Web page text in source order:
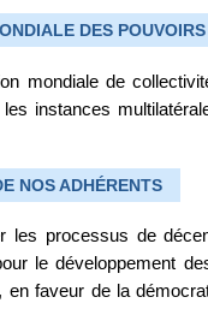
DES
mondiale de
instances
NOS ADHÉRENTS
processus de
le développement
faveur de la